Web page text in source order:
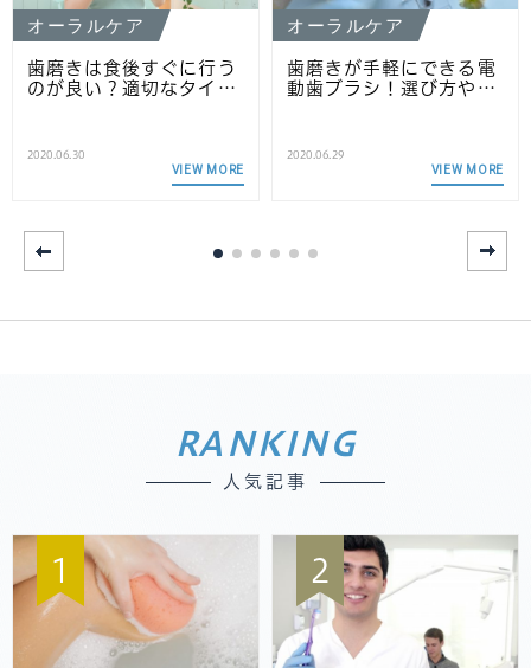
オーラルケア
歯磨きは食後すぐに行う
のが良い？適切なタイ…
2020.06.30
VIEW MORE
オーラルケア
歯磨きが手軽にできる電
動歯ブラシ！選び方や…
2020.06.29
VIEW MORE
RANKING
人気記事
1 2